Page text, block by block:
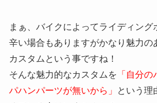
まぁ、バイクによってライディング
辛い場合もありますがかなり魅力の
カスタムという事ですね！
そんな魅力的なカスタムを 「自分
パハンパーツが無いから」
という理